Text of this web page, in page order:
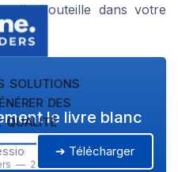
bouteille dans votre
solutions
des
qualité
— 2026
le livre blanc
➔ Télécharger